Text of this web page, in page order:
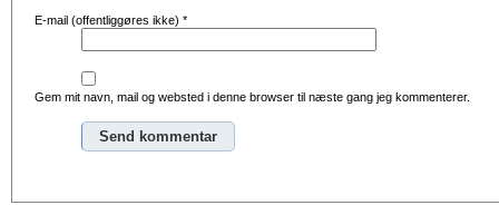
E-mail (offentliggøres ikke) *
Gem mit navn, mail og websted i denne browser til næste gang jeg kommenterer.